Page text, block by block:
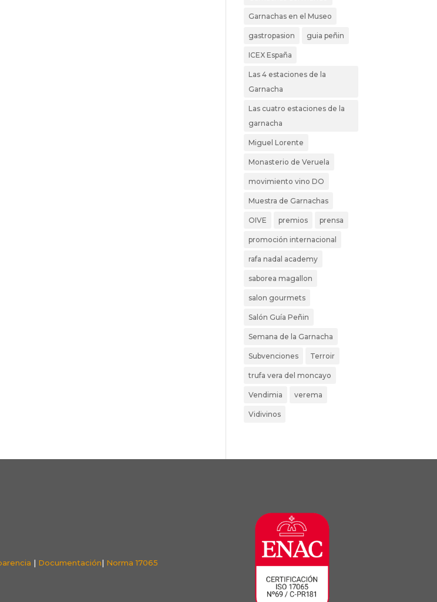
Garnachas en el Museo
gastropasion guia peñin
ICEX España
Las 4 estaciones de la
Garnacha
Las cuatro estaciones de la
garnacha
Miguel Lorente
Monasterio de Veruela
movimiento vino DO
Muestra de Garnachas
OIVE premios prensa
promoción internacional
rafa nadal academy
saborea magallon
salon gourmets
Salón Guía Peñin
Semana de la Garnacha
Subvenciones Terroir
trufa vera del moncayo
Vendimia verema
Vidivinos
| Documentación| Norma 17065